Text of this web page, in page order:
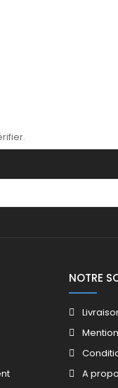
.
NOTRE
A